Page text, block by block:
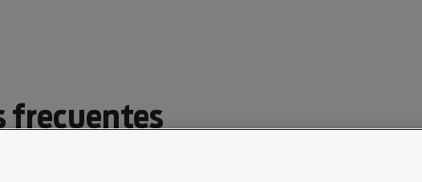
frecuentes
o necesitas más información, hay un apartado de preguntas